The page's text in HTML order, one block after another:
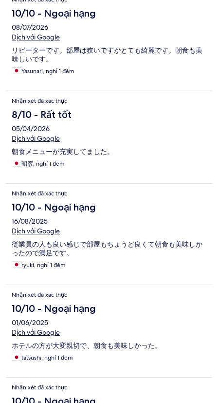
xét
10/10 - Ngoại hạng
08/07/2026
Dịch với Google
リピーターです。部屋は狭いですがとても綺麗です。朝食も美
味しいです。
Yasunari, nghỉ 1 đêm
Nhận xét đã xác thực
8/10 - Rất tốt
05/04/2026
Dịch với Google
朝食メニューが充実してました。
昭彦, nghỉ 1 đêm
Nhận xét đã xác thực
10/10 - Ngoại hạng
16/08/2025
Dịch với Google
従業員の人も良い感じで部屋もちょうど良くて朝食も美味しか
ったので満足です。
ryuki, nghỉ 1 đêm
Nhận xét đã xác thực
10/10 - Ngoại hạng
01/06/2025
Dịch với Google
ホテルの方が大変親切で、朝食も美味しかった。
tatsushi, nghỉ 1 đêm
Nhận xét đã xác thực